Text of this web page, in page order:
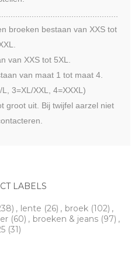
broeken bestaan van XXS tot
van XXS tot 5XL.
van maat 1 tot maat 4.
3=XL/XXL, 4=XXXL)
groot uit. Bij twijfel aarzel niet
LABELS
, lente (26) , broek (102) ,
(60) , broeken & jeans (97) ,
(31)